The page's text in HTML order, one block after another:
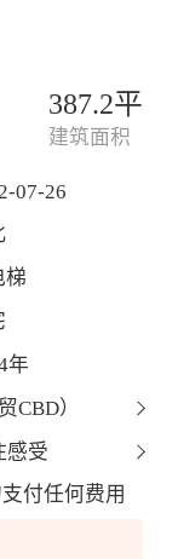
387.2平
建筑面积
07-26
梯
年
CBD）
感受
付任何费用